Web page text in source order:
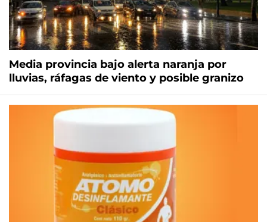
Media provincia bajo alerta naranja por
lluvias, ráfagas de viento y posible granizo